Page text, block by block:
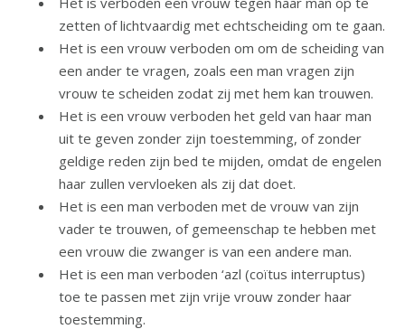
zetten of lichtvaardig met echtscheiding om te gaan.
Het is een vrouw verboden om om de scheiding van
een ander te vragen, zoals een man vragen zijn
vrouw te scheiden zodat zij met hem kan trouwen.
Het is een vrouw verboden het geld van haar man
uit te geven zonder zijn toestemming, of zonder
geldige reden zijn bed te mijden, omdat de engelen
haar zullen vervloeken als zij dat doet.
Het is een man verboden met de vrouw van zijn
vader te trouwen, of gemeenschap te hebben met
een vrouw die zwanger is van een andere man.
Het is een man verboden ‘azl (coïtus interruptus)
toe te passen met zijn vrije vrouw zonder haar
toestemming.